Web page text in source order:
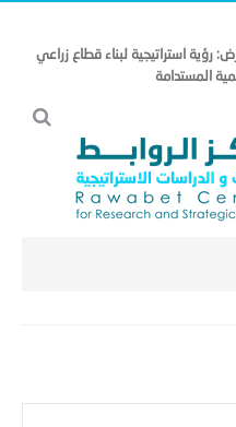
رؤية استراتيجية لبناء قطاع زراعي
المستدامة